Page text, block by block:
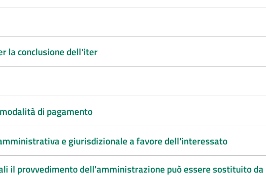
la conclusione dell'iter
di pagamento
e giurisdizionale a favore dell'interessato
il provvedimento dell'amministrazione può essere sostituito